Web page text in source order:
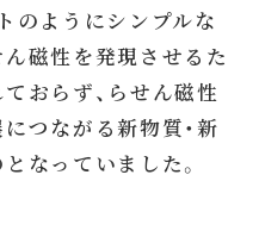
のようにシンプルな
磁性を発現させるた
おらず、らせん磁性
つながる新物質・新
なっていました。